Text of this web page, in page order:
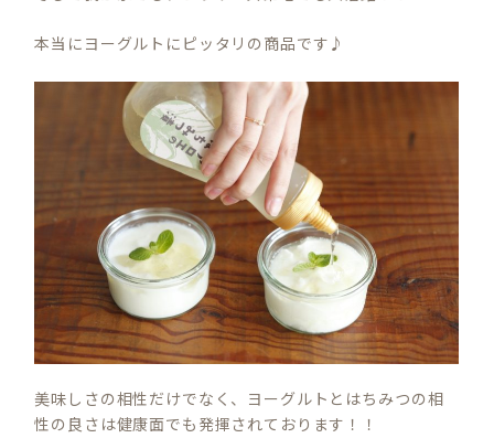
本当にヨーグルトにピッタリの商品です♪
美味しさの相性だけでなく、ヨーグルトとはちみつの相
性の良さは健康面でも発揮されております！！